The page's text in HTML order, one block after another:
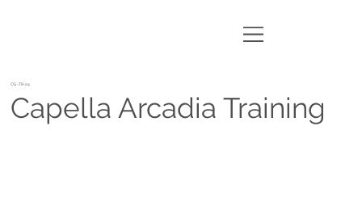
OS-TR-24
Capella Arcadia Training